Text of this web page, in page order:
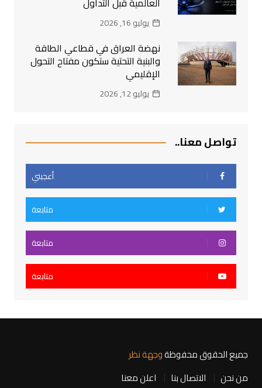
يوليو 16, 2026
نهضة العراق في قطاعي الطاقة
والبنية التحتية ستكون مفتاح التحول
الإقليمي
يوليو 12, 2026
تواصل معنا..
أعجبني
متابعة
متابعة
متابعة
جميع الحقوق محفوظةوجهة نظر
من نحن
الاتصال بنا اعلن معنا